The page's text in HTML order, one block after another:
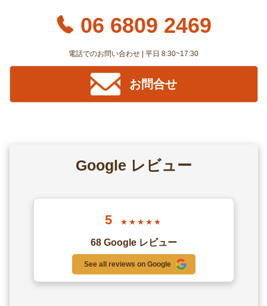
06 6809 2469
電話でのお問い合わせ | 平日 8:30~17:30
お問合せ
Google レビュー
5 ★★★★★
68 Google レビュー
See all reviews on Google